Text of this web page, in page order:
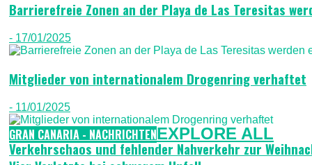
Barrierefreie Zonen an der Playa de Las Teresitas
- 17/01/2025
Mitglieder von internationalem Drogenring verhaftet
- 11/01/2025
Verkehrschaos und fehlender Nahverkehr zur
GRAN CANARIA - NACHRICHTENEXPLORE ALL